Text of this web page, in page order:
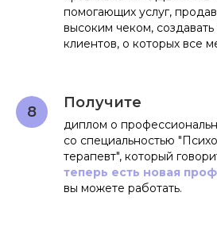
помогающих услуг,
высоким чеком,
клиентов, о которых все
Получите
диплом о
со специальностью
терапевт", который
теперь есть новая
вы можете работать.